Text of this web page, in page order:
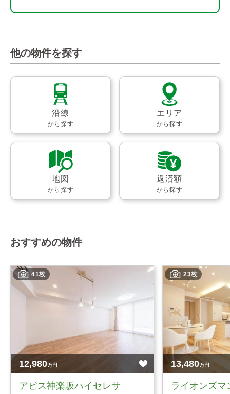
他の物件を探す
沿線
から探す
エリア
から探す
地図
から探す
返済額
から探す
おすすめの物件
41枚
12,980万円
アピス神楽坂ハイセレサ
23枚
13,480万円
ライオンズマ